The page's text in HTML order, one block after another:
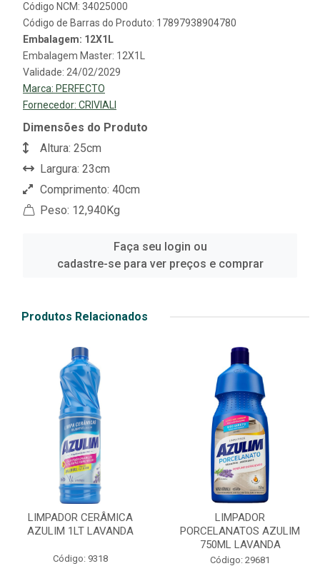
Código NCM: 34025000
Código de Barras do Produto: 17897938904780
Embalagem: 12X1L
Embalagem Master: 12X1L
Validade: 24/02/2029
Marca: PERFECTO
Fornecedor: CRIVIALI
Dimensões do Produto
Altura: 25cm
Largura: 23cm
Comprimento: 40cm
Peso: 12,940Kg
Faça seu login ou
cadastre-se para ver preços e comprar
Produtos Relacionados
LIMPADOR CERÂMICA
AZULIM 1LT LAVANDA
Código: 9318
LIMPADOR
PORCELANATOS AZULIM
750ML LAVANDA
Código: 29681